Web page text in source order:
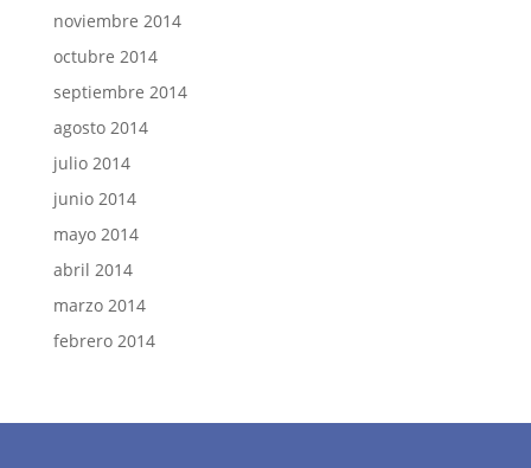
noviembre 2014
octubre 2014
septiembre 2014
agosto 2014
julio 2014
junio 2014
mayo 2014
abril 2014
marzo 2014
febrero 2014